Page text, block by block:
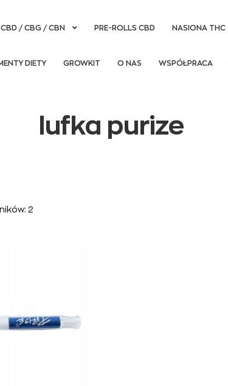
/ CBG / CBN PRE-ROLLS CBD NASIONA THC
DIETY GROWKIT O NAS WSPÓŁPRACA
lufka purize
2